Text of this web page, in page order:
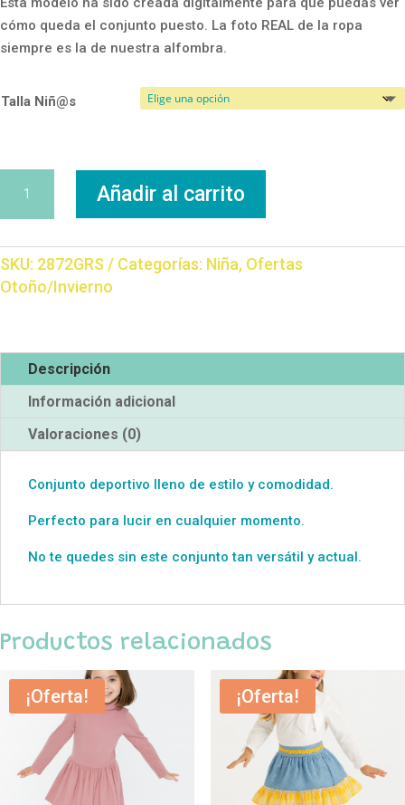
cómo queda el conjunto puesto. La foto REAL de la ropa
siempre es la de nuestra alfombra.
Talla Niñ@s
Afelpado
Añadir al carrito
SKU: 2872GRS Categorías: Niña, Ofertas
Otoño/Invierno
Descripción
Información adicional
Valoraciones (0)
Conjunto deportivo lleno de estilo y comodidad.
Perfecto para lucir en cualquier momento.
No te quedes sin este conjunto tan versátil y actual.
Productos relacionados
¡Oferta! ¡Oferta!